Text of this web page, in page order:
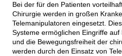
Bei der für den Patienten
Chirurgie werden in großen
Telemanipulatoren eingesetzt.
Systeme ermöglichen Eingriffe
und die Bewegungsfreiheit der
werden durch den Einsatz von